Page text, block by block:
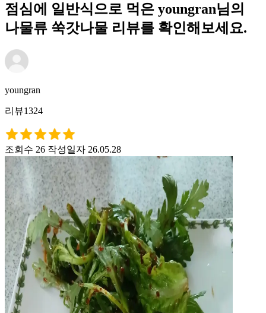
점심에 일반식으로 먹은 youngran님의
나물류 쑥갓나물 리뷰를 확인해보세요.
youngran
리뷰1324
조회수 26 작성일자 26.05.28